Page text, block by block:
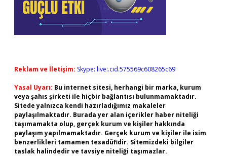
Reklam ve İletişim: Skype: live:.cid.575569c608265c69
Yasal Uyarı: Bu internet sitesi, herhangi bir marka, kurum
veya şahıs şirketi ile hiçbir bağlantısı bulunmamaktadır.
Sitede yalnızca kendi hazırladığımız makaleler
paylaşılmaktadır. Burada yer alan içerikler haber niteliği
taşımamakta olup, gerçek kurum ve kişiler hakkında
paylaşım yapılmamaktadır. Gerçek kurum ve kişiler ile isim
benzerlikleri tamamen tesadüfidir. Sitemizdeki bilgiler
taslak halindedir ve tavsiye niteliği taşımazlar.